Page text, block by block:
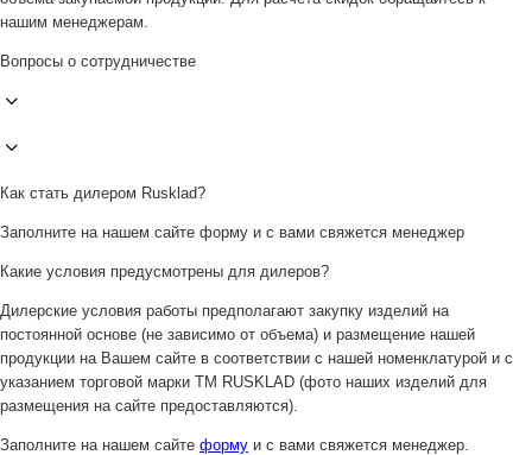
нашим менеджерам.
Вопросы о сотрудничестве
Как стать дилером Rusklad?
Заполните на нашем сайте форму и с вами свяжется менеджер
Какие условия предусмотрены для дилеров?
Дилерские условия работы предполагают закупку изделий на
постоянной основе (не зависимо от объема) и размещение нашей
продукции на Вашем сайте в соответствии с нашей номенклатурой и с
указанием торговой марки ТМ RUSKLAD (фото наших изделий для
размещения на сайте предоставляются).
Заполните на нашем сайте форму и с вами свяжется менеджер.